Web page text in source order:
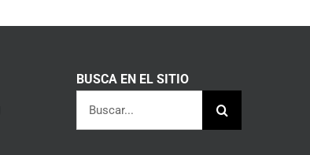
BUSCA EN EL SITIO